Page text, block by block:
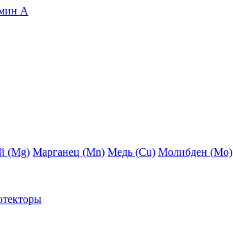
А
(Mg) Марганец (Mn) Медь (Сu) Молибден (Мо)